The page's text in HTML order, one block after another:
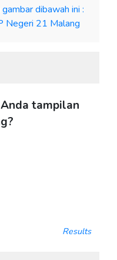
dibawah ini :
Negeri 21 Malang
tampilan
Results